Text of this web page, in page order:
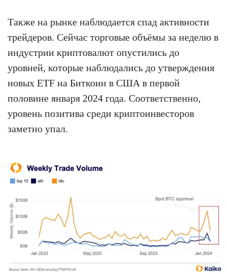
Также на рынке наблюдается спад активности
трейдеров. Сейчас торговые объёмы за неделю в
индустрии криптовалют опустились до
уровней, которые наблюдались до утверждения
новых ETF на Биткоин в США в первой
половине января 2024 года. Соответственно,
уровень позитива среди криптоинвесторов
заметно упал.